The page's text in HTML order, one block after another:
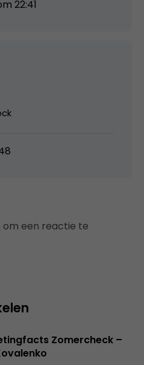
22:41
om een reactie te
Zomercheck –